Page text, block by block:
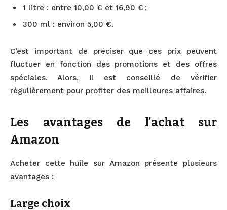
1 litre : entre 10,00 € et 16,90 € ;
300 ml : environ 5,00 €.
C’est important de préciser que ces prix peuvent
fluctuer en fonction des promotions et des offres
spéciales. Alors, il est conseillé de vérifier
régulièrement pour profiter des meilleures affaires.
Les avantages de l’achat sur
Amazon
Acheter cette huile sur Amazon présente plusieurs
avantages :
Large choix